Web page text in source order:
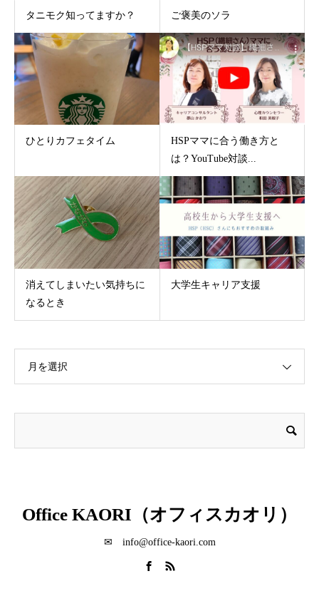
タニモク知ってますか？ ご褒美のソラ
ひとりカフェタイム
HSPママに合う働き方と
は？YouTube対談...
消えてしまいたい気持ちに
なるとき
大学生キャリア支援
月を選択
Office KAORI（オフィスカオリ）
✉ info@office-kaori.com